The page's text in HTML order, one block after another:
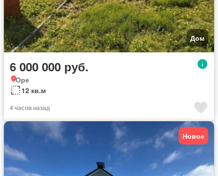
Дом
6 000 000 руб.
Оре
12 кв.м
4 часов назад
Новое